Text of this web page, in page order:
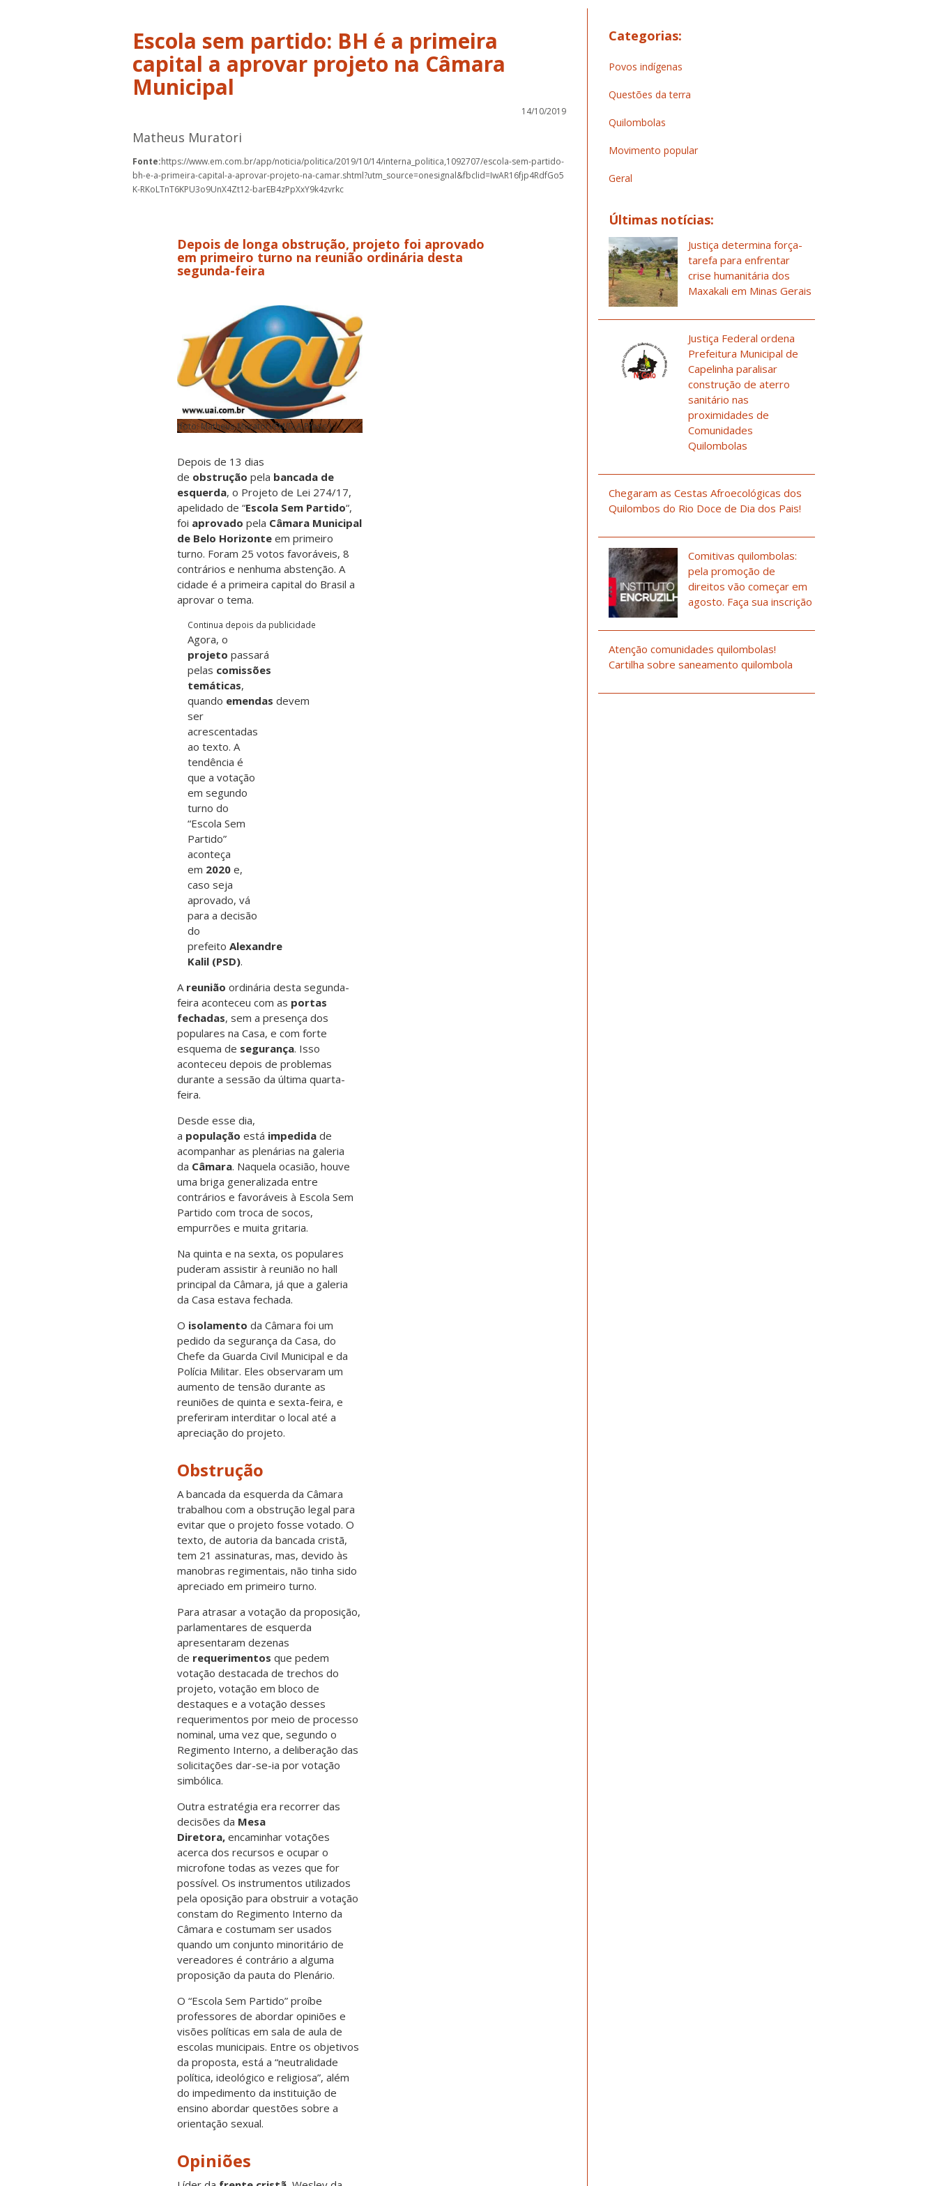
Escola sem partido: BH é a primeira
capital a aprovar projeto na Câmara
Municipal
14/10/2019
Matheus Muratori
Fonte:https://www.em.com.br/app/noticia/politica/2019/10/14/interna_politica,1092707/escola-sem-partido-
bh-e-a-primeira-capital-a-aprovar-projeto-na-camar.shtml?utm_source=onesignal&fbclid=IwAR16fjp4RdfGo5
K-RKoLTnT6KPU3o9UnX4Zt12-barEB4zPpXxY9k4zvrkc
Depois de longa obstrução, projeto foi aprovado
em primeiro turno na reunião ordinária desta
segunda-feira
(foto: Matheus Muratori/EM/D.A Press )
Depois de 13 dias
de obstrução pela bancada de
esquerda, o Projeto de Lei 274/17,
apelidado de “Escola Sem Partido“,
foi aprovado pela Câmara Municipal
de Belo Horizonte em primeiro
turno. Foram 25 votos favoráveis, 8
contrários e nenhuma abstenção. A
cidade é a primeira capital do Brasil a
aprovar o tema.
Continua depois da publicidade
Agora, o
projeto passará
pelas comissões
temáticas,
quando emendas devem
ser
acrescentadas
ao texto. A
tendência é
que a votação
em segundo
turno do
“Escola Sem
Partido”
aconteça
em 2020 e,
caso seja
aprovado, vá
para a decisão
do
prefeito Alexandre
Kalil (PSD).
A reunião ordinária desta segunda-
feira aconteceu com as portas
fechadas, sem a presença dos
populares na Casa, e com forte
esquema de segurança. Isso
aconteceu depois de problemas
durante a sessão da última quarta-
feira.
Desde esse dia,
a população está impedida de
acompanhar as plenárias na galeria
da Câmara. Naquela ocasião, houve
uma briga generalizada entre
contrários e favoráveis à Escola Sem
Partido com troca de socos,
empurrões e muita gritaria.
Na quinta e na sexta, os populares
puderam assistir à reunião no hall
principal da Câmara, já que a galeria
da Casa estava fechada.
O isolamento da Câmara foi um
pedido da segurança da Casa, do
Chefe da Guarda Civil Municipal e da
Polícia Militar. Eles observaram um
aumento de tensão durante as
reuniões de quinta e sexta-feira, e
preferiram interditar o local até a
apreciação do projeto.
Obstrução
A bancada da esquerda da Câmara
trabalhou com a obstrução legal para
evitar que o projeto fosse votado. O
texto, de autoria da bancada cristã,
tem 21 assinaturas, mas, devido às
manobras regimentais, não tinha sido
apreciado em primeiro turno.
Para atrasar a votação da proposição,
parlamentares de esquerda
apresentaram dezenas
de requerimentos que pedem
votação destacada de trechos do
projeto, votação em bloco de
destaques e a votação desses
requerimentos por meio de processo
nominal, uma vez que, segundo o
Regimento Interno, a deliberação das
solicitações dar-se-ia por votação
simbólica.
Outra estratégia era recorrer das
decisões da Mesa
Diretora, encaminhar votações
acerca dos recursos e ocupar o
microfone todas as vezes que for
possível. Os instrumentos utilizados
pela oposição para obstruir a votação
constam do Regimento Interno da
Câmara e costumam ser usados
quando um conjunto minoritário de
vereadores é contrário a alguma
proposição da pauta do Plenário.
O “Escola Sem Partido” proíbe
professores de abordar opiniões e
visões políticas em sala de aula de
escolas municipais. Entre os objetivos
da proposta, está a “neutralidade
política, ideológico e religiosa”, além
do impedimento da instituição de
ensino abordar questões sobre a
orientação sexual.
Opiniões
Categorias:
Povos indígenas
Questões da terra
Quilombolas
Movimento popular
Geral
Últimas notícias:
Justiça determina força-
tarefa para enfrentar
crise humanitária dos
Maxakali em Minas Gerais
Justiça Federal ordena
Prefeitura Municipal de
Capelinha paralisar
construção de aterro
sanitário nas
proximidades de
Comunidades
Quilombolas
Chegaram as Cestas Afroecológicas dos
Quilombos do Rio Doce de Dia dos Pais!
Comitivas quilombolas:
pela promoção de
direitos vão começar em
agosto. Faça sua inscrição
Atenção comunidades quilombolas!
Cartilha sobre saneamento quilombola